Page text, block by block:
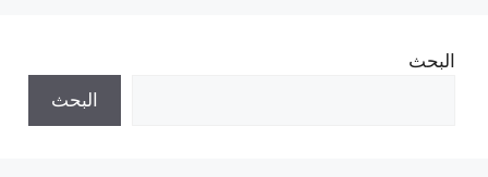
البحث
البحث